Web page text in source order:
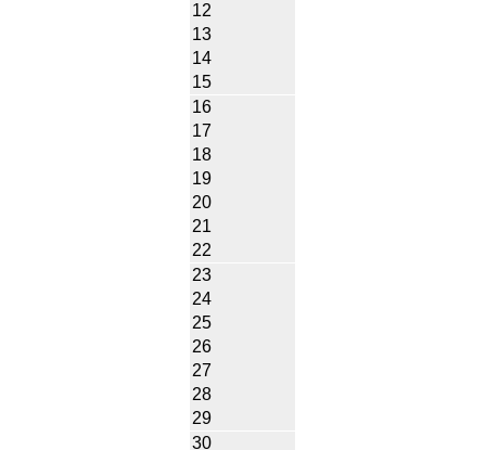
12
13
14
15
16
17
18
19
20
21
22
23
24
25
26
27
28
29
30